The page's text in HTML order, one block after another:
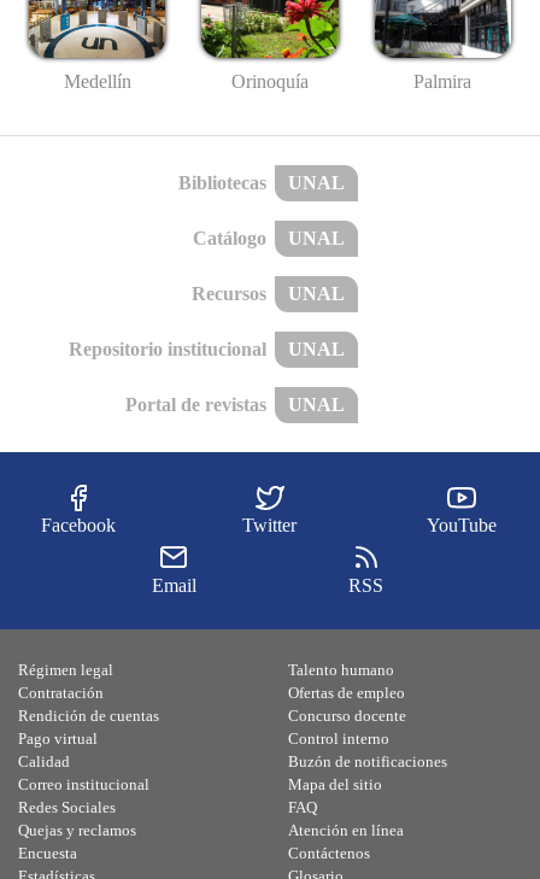
Medellín Orinoquía Palmira
Bibliotecas UNAL
Catálogo UNAL
Recursos UNAL
Repositorio institucional UNAL
Portal de revistas UNAL
Facebook Twitter YouTube
Email RSS
Régimen legal
Contratación
Rendición de cuentas
Pago virtual
Calidad
Talento humano
Ofertas de empleo
Concurso docente
Control interno
Buzón de notificaciones
Correo institucional
Redes Sociales
Quejas y reclamos
Encuesta
Mapa del sitio
FAQ
Atención en línea
Contáctenos